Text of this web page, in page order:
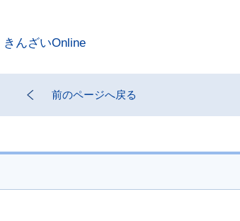
んざいOnline
前のページへ戻る